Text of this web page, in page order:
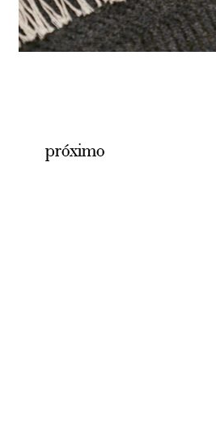
próximo